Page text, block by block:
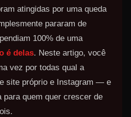
atingidas por uma queda
pararam de
100% de uma
é delas. Neste artigo, você
vez por todas qual a
site próprio e Instagram — e
para quem quer crescer de